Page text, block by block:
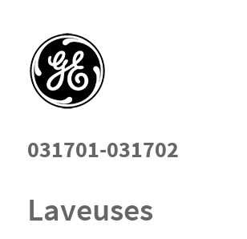
031701-031702
Laveuses